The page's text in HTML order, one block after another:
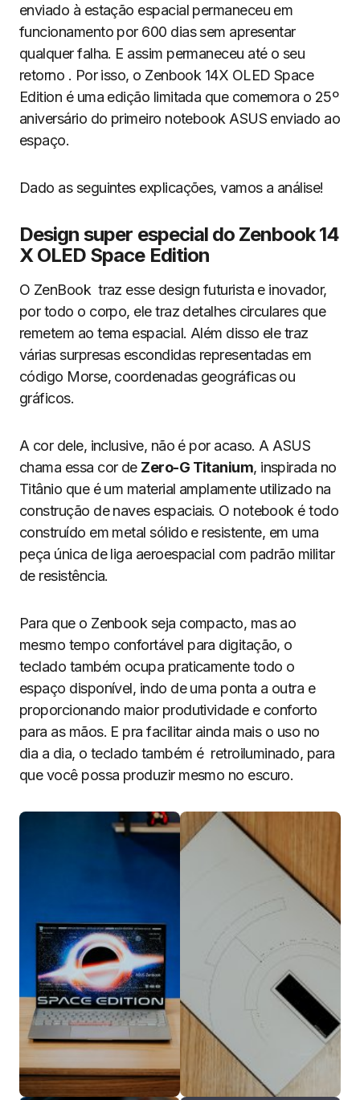
enviado à estação espacial permaneceu em
funcionamento por 600 dias sem apresentar
qualquer falha. E assim permaneceu até o seu
retorno . Por isso, o Zenbook 14X OLED Space
Edition é uma edição limitada que comemora o 25º
aniversário do primeiro notebook ASUS enviado ao
espaço.
Dado as seguintes explicações, vamos a análise!
Design super especial do Zenbook 14
X OLED Space Edition
O ZenBook traz esse design futurista e inovador,
por todo o corpo, ele traz detalhes circulares que
remetem ao tema espacial. Além disso ele traz
várias surpresas escondidas representadas em
código Morse, coordenadas geográficas ou
gráficos.
A cor dele, inclusive, não é por acaso. A ASUS
chama essa cor de Zero-G Titanium, inspirada no
Titânio que é um material amplamente utilizado na
construção de naves espaciais. O notebook é todo
construído em metal sólido e resistente, em uma
peça única de liga aeroespacial com padrão militar
de resistência.
Para que o Zenbook seja compacto, mas ao
mesmo tempo confortável para digitação, o
teclado também ocupa praticamente todo o
espaço disponível, indo de uma ponta a outra e
proporcionando maior produtividade e conforto
para as mãos. E pra facilitar ainda mais o uso no
dia a dia, o teclado também é retroiluminado, para
que você possa produzir mesmo no escuro.